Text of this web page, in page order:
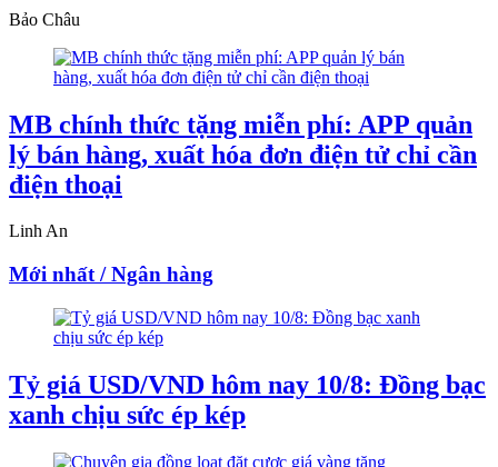
Bảo Châu
MB chính thức tặng miễn phí: APP quản
lý bán hàng, xuất hóa đơn điện tử chỉ cần
điện thoại
Linh An
Mới nhất / Ngân hàng
Tỷ giá USD/VND hôm nay 10/8: Đồng bạc
xanh chịu sức ép kép